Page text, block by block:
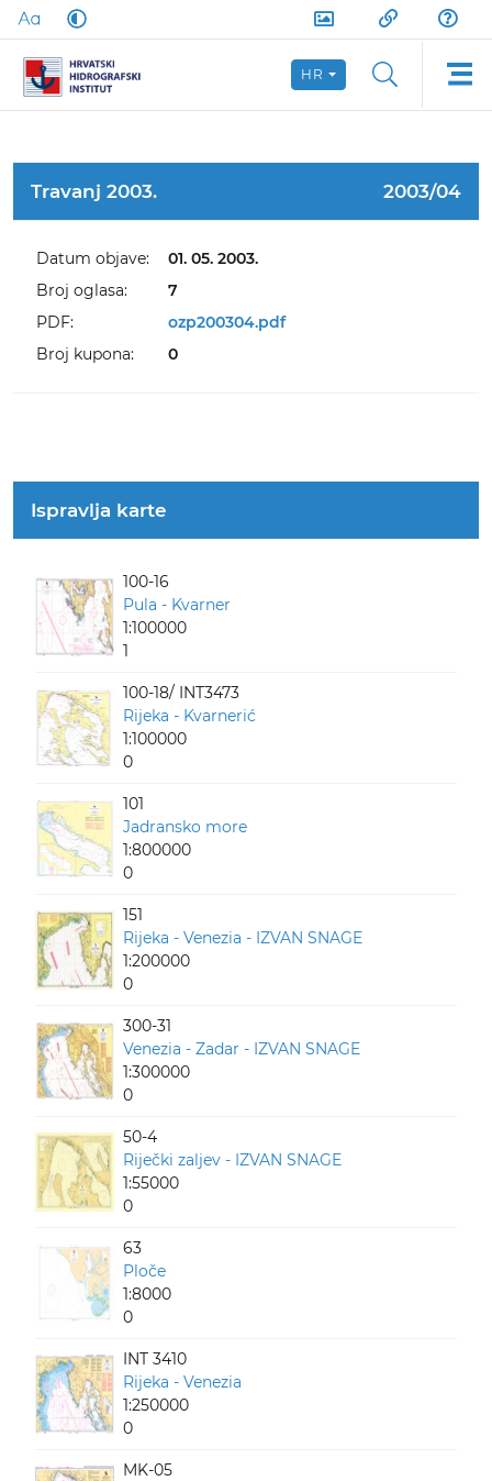
HR
Travanj 2003. 2003/04
Datum objave:
01. 05. 2003.
Broj oglasa:
7
PDF:
ozp200304.pdf
Broj kupona:
0
Ispravlja karte
100-16
Pula - Kvarner
1:100000
1
100-18/ INT3473
Rijeka - Kvarnerić
1:100000
0
101
Jadransko more
1:800000
0
151
Rijeka - Venezia - IZVAN SNAGE
1:200000
0
300-31
Venezia - Zadar - IZVAN SNAGE
1:300000
0
50-4
Riječki zaljev - IZVAN SNAGE
1:55000
0
63
Ploče
1:8000
0
INT 3410
Rijeka - Venezia
1:250000
0
MK-05